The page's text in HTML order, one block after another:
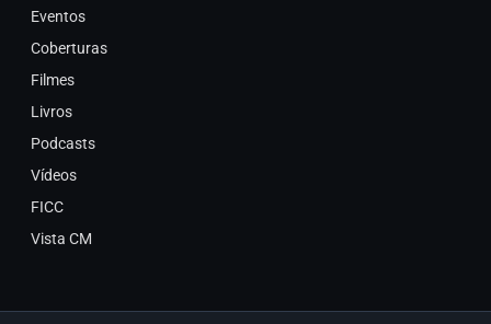
Eventos
Coberturas
Filmes
Livros
Podcasts
Vídeos
FICC
Vista CM